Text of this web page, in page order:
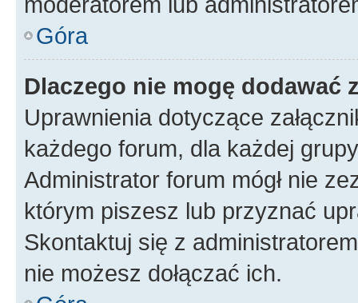
Góra
Dlaczego nie mogę dodawać
Uprawnienia dotyczące
każdego forum, dla każdej
Administrator forum mógł nie
którym piszesz lub przyznać
Skontaktuj się z
nie możesz dołączać ich.